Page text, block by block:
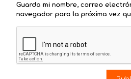
Guarda mi nombre, correo
navegador para la próxima vez